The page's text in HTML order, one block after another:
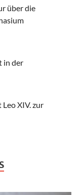
über die
in der
XIV. zur